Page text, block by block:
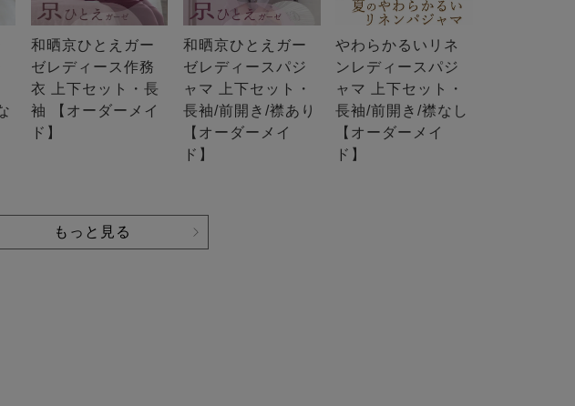
和晒京ひとえガー
ゼレディース作務
衣 上下セット・長
袖 【オーダーメイ
ド】
和晒京ひとえガー
ゼレディースパジ
ャマ 上下セット・
長袖/前開き/襟あり
【オーダーメイ
ド】
やわらかるいリネ
ンレディースパジ
ャマ 上下セット・
長袖/前開き/襟なし
【オーダーメイ
ド】
もっと見る